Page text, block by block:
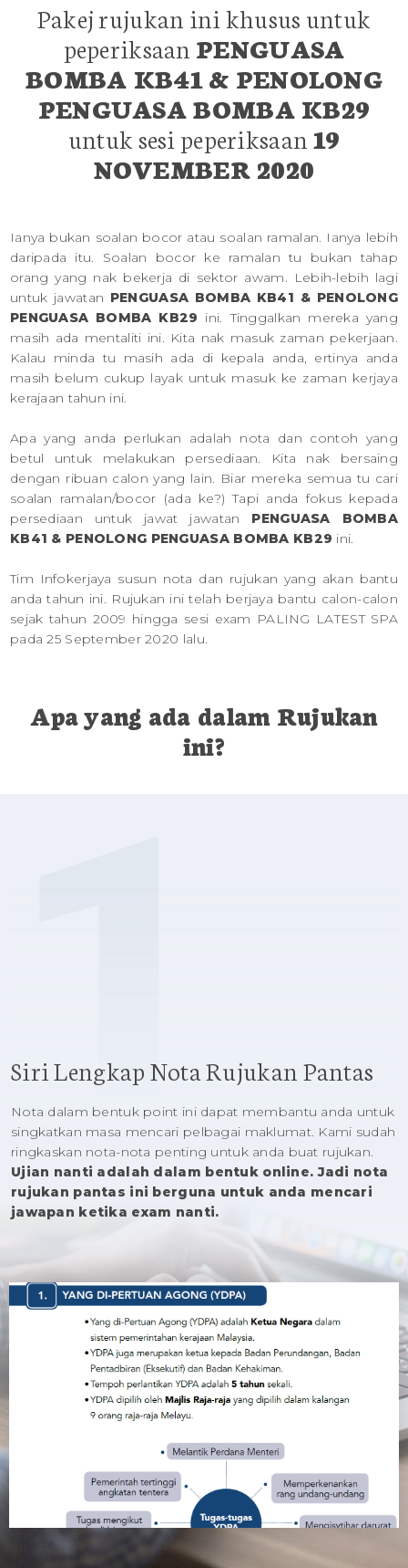
Pakej rujukan ini khusus untuk
peperiksaan PENGUASA
BOMBA KB41 & PENOLONG
PENGUASA BOMBA KB29
untuk sesi peperiksaan 19
NOVEMBER 2020
Ianya bukan soalan bocor atau soalan ramalan. Ianya lebih
daripada itu. Soalan bocor ke ramalan tu bukan tahap
orang yang nak bekerja di sektor awam. Lebih-lebih lagi
untuk jawatan PENGUASA BOMBA KB41 & PENOLONG
PENGUASA BOMBA KB29 ini. Tinggalkan mereka yang
masih ada mentaliti ini. Kita nak masuk zaman pekerjaan.
Kalau minda tu masih ada di kepala anda, ertinya anda
masih belum cukup layak untuk masuk ke zaman kerjaya
kerajaan tahun ini.
Apa yang anda perlukan adalah nota dan contoh yang
betul untuk melakukan persediaan. Kita nak bersaing
dengan ribuan calon yang lain. Biar mereka semua tu cari
soalan ramalan/bocor (ada ke?) Tapi anda fokus kepada
persediaan untuk jawat jawatan PENGUASA BOMBA
KB41 & PENOLONG PENGUASA BOMBA KB29 ini.
Tim Infokerjaya susun nota dan rujukan yang akan bantu
anda tahun ini. Rujukan ini telah berjaya bantu calon-calon
sejak tahun 2009 hingga sesi exam PALING LATEST SPA
pada 25 September 2020 lalu.
Apa yang ada dalam Rujukan
ini?
1
Siri Lengkap Nota Rujukan Pantas
Nota dalam bentuk point ini dapat membantu anda untuk
singkatkan masa mencari pelbagai maklumat. Kami sudah
ringkaskan nota-nota penting untuk anda buat rujukan.
Ujian nanti adalah dalam bentuk online. Jadi nota
rujukan pantas ini berguna untuk anda mencari
jawapan ketika exam nanti.